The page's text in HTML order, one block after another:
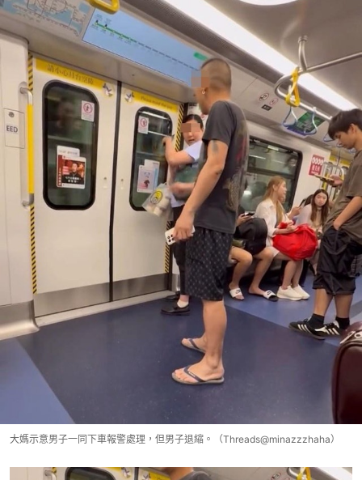
大媽示意男子一同下車報警處理，但男子退縮。（Threads@minazzzhaha）